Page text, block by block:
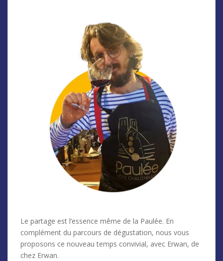
Le partage est l’essence même de la Paulée. En
complément du parcours de dégustation, nous vous
proposons ce nouveau temps convivial, avec Erwan, de
chez Erwan.